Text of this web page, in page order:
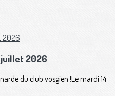
juillet 2026
du club vosgien !Le mardi 14